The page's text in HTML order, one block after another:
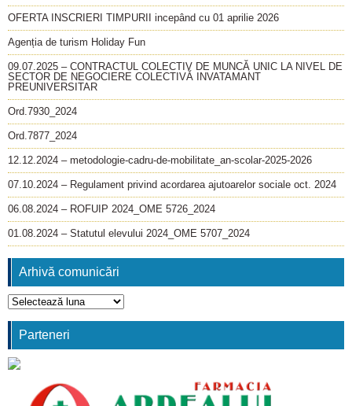
OFERTA INSCRIERI TIMPURII incepând cu 01 aprilie 2026
Agenția de turism Holiday Fun
09.07.2025 – CONTRACTUL COLECTIV DE MUNCĂ UNIC LA NIVEL DE
SECTOR DE NEGOCIERE COLECTIVĂ INVATAMANT
PREUNIVERSITAR
Ord.7930_2024
Ord.7877_2024
12.12.2024 – metodologie-cadru-de-mobilitate_an-scolar-2025-2026
07.10.2024 – Regulament privind acordarea ajutoarelor sociale oct. 2024
06.08.2024 – ROFUIP 2024_OME 5726_2024
01.08.2024 – Statutul elevului 2024_OME 5707_2024
Arhivă comunicări
Arhivă
comunicări
Parteneri